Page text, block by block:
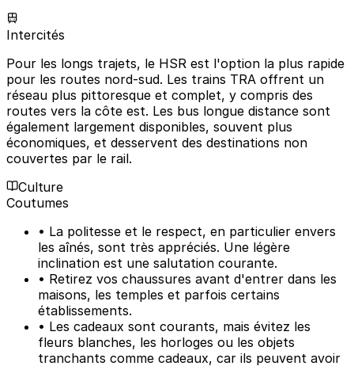
Intercités
Pour les longs trajets, le HSR est l'option la plus rapide
pour les routes nord-sud. Les trains TRA offrent un
réseau plus pittoresque et complet, y compris des
routes vers la côte est. Les bus longue distance sont
également largement disponibles, souvent plus
économiques, et desservent des destinations non
couvertes par le rail.
Culture
Coutumes
• La politesse et le respect, en particulier envers
les aînés, sont très appréciés. Une légère
inclination est une salutation courante.
• Retirez vos chaussures avant d'entrer dans les
maisons, les temples et parfois certains
établissements.
• Les cadeaux sont courants, mais évitez les
fleurs blanches, les horloges ou les objets
tranchants comme cadeaux, car ils peuvent avoir